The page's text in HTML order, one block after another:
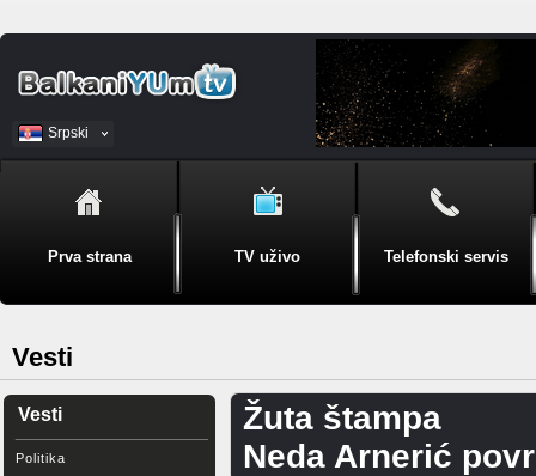
Srpski
BiH
Prva strana TV uživo Telefonski servis
Vesti
Vesti
Politika
Žuta štampa
Neda Arnerić